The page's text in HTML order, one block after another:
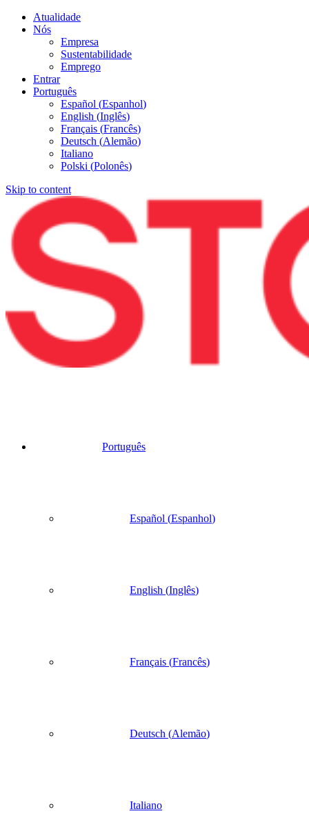
Atualidade
Nós
Empresa
Sustentabilidade
Emprego
Entrar
Português
Español (Espanhol)
English (Inglês)
Français (Francês)
Deutsch (Alemão)
Italiano
Polski (Polonês)
Skip to content
Português
Español (Espanhol)
English (Inglês)
Français (Francês)
Deutsch (Alemão)
Italiano